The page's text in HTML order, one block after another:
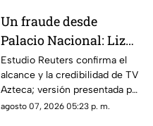
Un fraude desde
Palacio Nacional: Liz
Vilchis intentó
desvirtuar estudio de
Reuters sobre la
credibilidad de TV
Estudio Reuters confirma el
alcance y la credibilidad de TV
Azteca; versión presentada por
Liz Vilchis fue cuestionada al
agosto 07, 2026 05:23 p. m.